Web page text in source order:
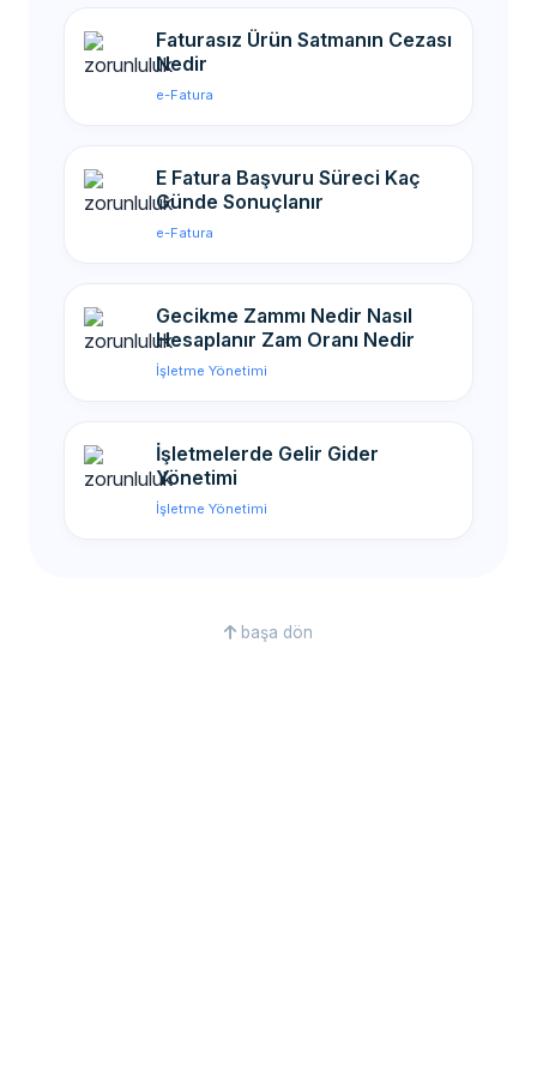
Faturasız Ürün Satmanın Cezası
Nedir
e-Fatura
E Fatura Başvuru Süreci Kaç
Günde Sonuçlanır
e-Fatura
Gecikme Zammı Nedir Nasıl
Hesaplanır Zam Oranı Nedir
İşletme Yönetimi
İşletmelerde Gelir Gider
Yönetimi
İşletme Yönetimi
başa dön